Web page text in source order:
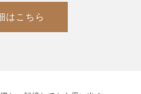
はこちら